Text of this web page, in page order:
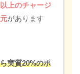
上のチャージ
があります
実質20%のポ